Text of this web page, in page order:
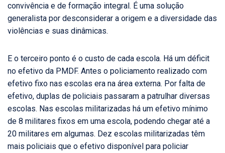
convivência e de formação integral. É uma solução
generalista por desconsiderar a origem e a diversidade das
violências e suas dinâmicas.
E o terceiro ponto é o custo de cada escola. Há um déficit
no efetivo da PMDF. Antes o policiamento realizado com
efetivo fixo nas escolas era na área externa. Por falta de
efetivo, duplas de policiais passaram a patrulhar diversas
escolas. Nas escolas militarizadas há um efetivo mínimo
de 8 militares fixos em uma escola, podendo chegar até a
20 militares em algumas. Dez escolas militarizadas têm
mais policiais que o efetivo disponível para policiar